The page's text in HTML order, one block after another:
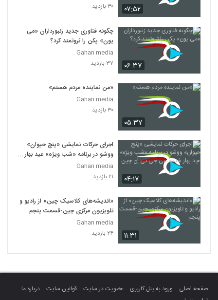
۰۷:۵۲
۳۰ بازدید
۰۶:۳۷
چگونه فناوری جدید زنبورداران «می
یون» پکن را ثروتمند کرد؟
Gahan media
۳۷ بازدید
۰۵:۳۷
«من نماینده مردم هستم»
Gahan media
۳۰ بازدید
۰۴:۱۷
اجرای حرکات نمایشی «پنج حیوان»
ووشو در برنامه «شب ویژه» عید بهار
شبکه سی جی تی اِن چین
Gahan media
۲۱ بازدید
۱۱:۳۱
«اندیشه‌های کلاسیک چین» از رادیو و
تلویزیون مرکزی چین-قسمت پنجم
Gahan media
۲۴ بازدید
صفحه اصلی ورود به پنل کاربری عضویت در سایت قوانین سایت
درباره ما